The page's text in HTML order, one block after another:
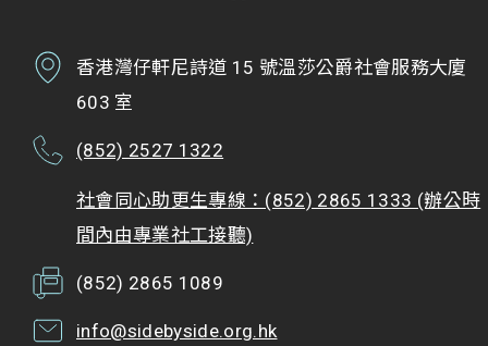
香港灣仔軒尼詩道 15 號溫莎公爵社會服務大廈
603 室
(852) 2527 1322
社會同心助更生專線：(852) 2865 1333 (辦公時
間內由專業社工接聽)
(852) 2865 1089
info@sidebyside.org.hk